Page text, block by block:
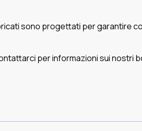
sono progettati per garantire
per informazioni sui nostri